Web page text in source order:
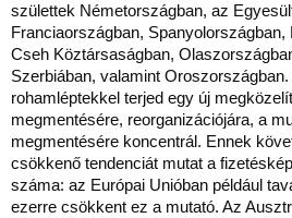
születtek Németországban, az
Franciaországban, Spanyolországban,
Cseh Köztársaságban,
Szerbiában, valamint
rohamléptekkel terjed egy új
megmentésére, reorganizációjára, a
megmentésére koncentrál. Ennek
csökkenő tendenciát mutat a
száma: az Európai Unióban például
ezerre csökkent ez a mutató. Az